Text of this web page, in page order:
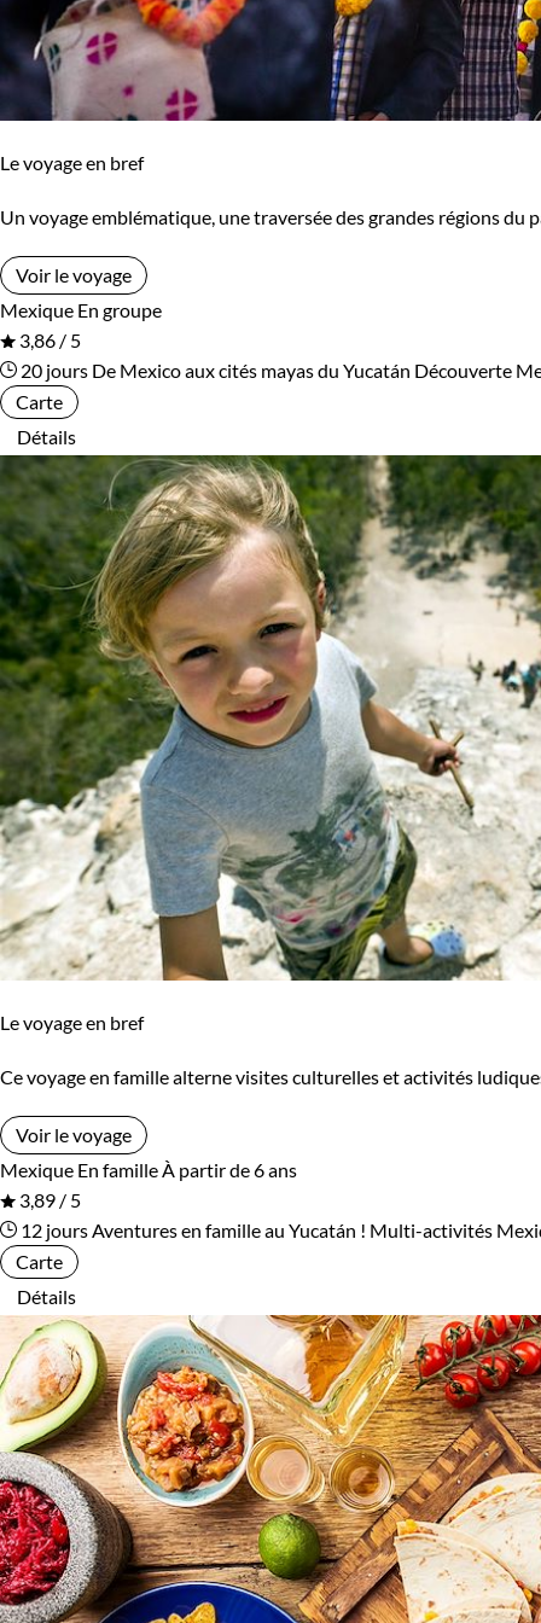
Le voyage en bref
Un voyage emblématique, une traversée des grandes régions
Voir le voyage
Mexique En groupe
3,86 / 5
20 jours De Mexico aux cités mayas du Yucatán Découverte
Carte
Détails
Le voyage en bref
Ce voyage en famille alterne visites culturelles et activités
Voir le voyage
Mexique En familleÀ partir de 6 ans
3,89 / 5
12 joursAventures en famille au Yucatán ! Multi-activités
Carte
Détails